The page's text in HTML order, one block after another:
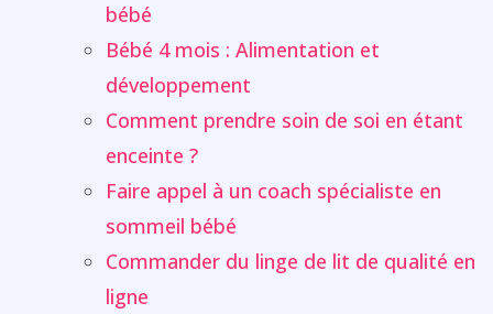
bébé
Bébé 4 mois : Alimentation et
développement
Comment prendre soin de soi en étant
enceinte ?
Faire appel à un coach spécialiste en
sommeil bébé
Commander du linge de lit de qualité en
ligne